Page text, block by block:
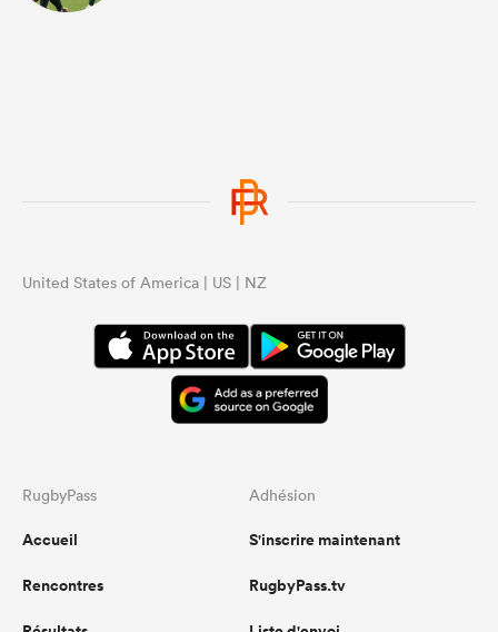
United States of America | US | NZ
RugbyPass
Accueil
Rencontres
Adhésion
S'inscrire maintenant
RugbyPass.tv